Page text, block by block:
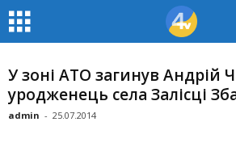
У зоні АТО загинув Андрій
уродженець села Залісці
admin - 25.07.2014